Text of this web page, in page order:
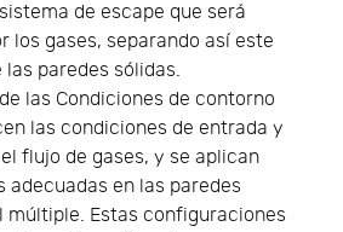
de escape que será
los gases, separando así este
las paredes sólidas.
las Condiciones de contorno
las condiciones de entrada y
flujo de gases, y se aplican
adecuadas en las paredes
múltiple. Estas configuraciones